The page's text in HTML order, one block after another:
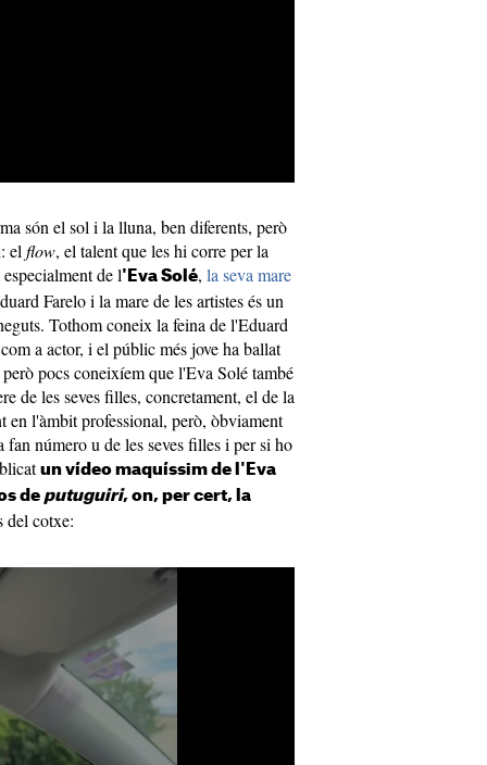
són el sol i la lluna, ben diferents, però
el flow, el talent que les hi corre per la
de l'Eva Solé, la seva mare
Farelo i la mare de les artistes és un
Tothom coneix la feina de l'Eduard
a actor, i el públic més jove ha ballat
pocs coneixíem que l'Eva Solé també
de les seves filles, concretament, el de la
l'àmbit professional, però, òbviament
número u de les seves filles i per si ho
un vídeo maquíssim de l'Eva
de putuguiri, on, per cert, la
del cotxe: